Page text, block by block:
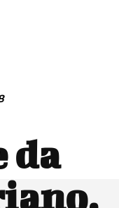
da